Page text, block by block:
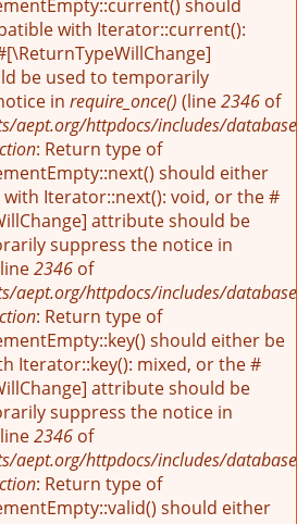
should
with Iterator::current():
be used to temporarily
in require_once() (line2346 of
aept.org/httpdocs/includes/
: Return type of
should either
Iterator::next(): void, or the #
attribute should be
suppress the notice in
2346 of
aept.org/httpdocs/includes/
: Return type of
should either be
Iterator::key(): mixed, or the #
attribute should be
suppress the notice in
2346 of
aept.org/httpdocs/includes/
: Return type of
should either